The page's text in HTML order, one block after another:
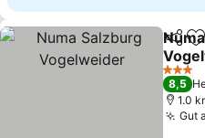
Teilen
Preise
3 Sterne
8,5
1.0
Gut